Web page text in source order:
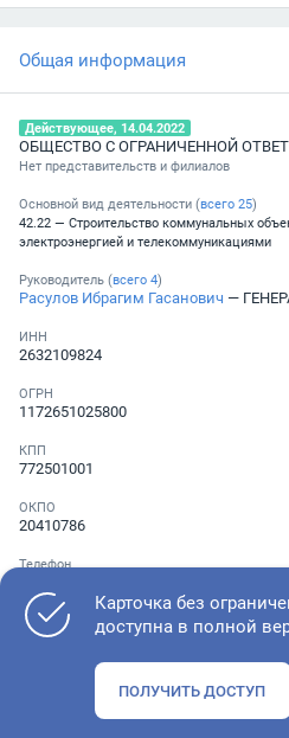
Общая информация
Действующее, 14.04.2022
ОБЩЕСТВО С ОГРАНИЧЕННОЙ
Нет представительств и филиалов
Основной вид деятельности (всего 25)
42.22 — Строительство коммунальных
электроэнергией и телекоммуникациями
Руководитель (всего 4)
Расулов Ибрагим Гасанович —
ИНН
2632109824
ОГРН
1172651025800
КПП
772501001
ОКПО
20410786
Телефон
Как оценить состояние
Карточка без
доступна в полной
ПОЛУЧИТЬ ДОСТУП